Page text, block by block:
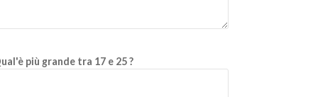
più grande tra 17 e 25 ?